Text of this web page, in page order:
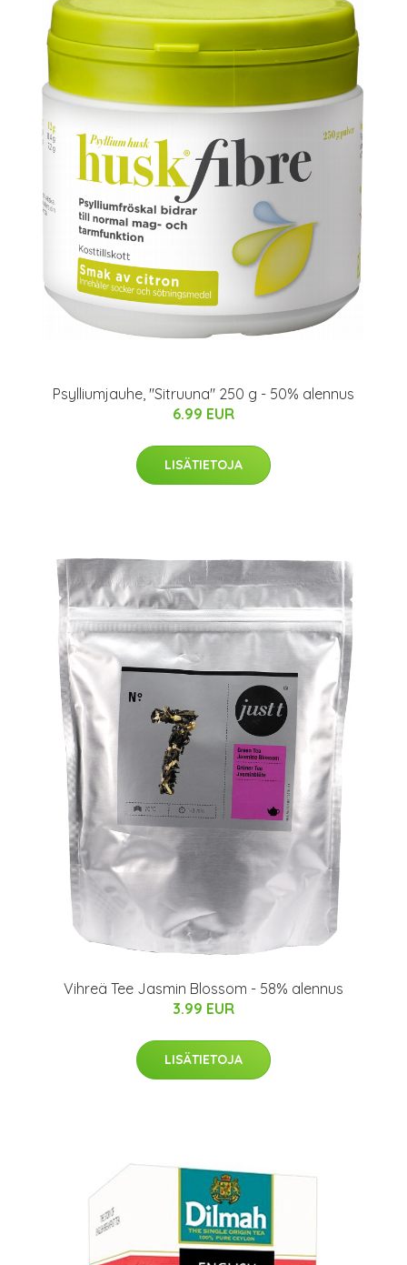
Psylliumjauhe, "Sitruuna" 250 g - 50% alennus
6.99 EUR
LISÄTIETOJA
Vihreä Tee Jasmin Blossom - 58% alennus
3.99 EUR
LISÄTIETOJA